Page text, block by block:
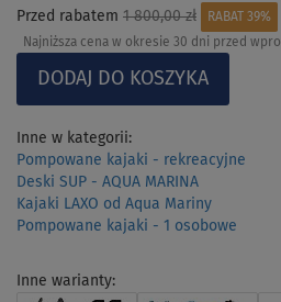
Przed rabatem 1 800,00 zł
RABAT 39%
Najniższa cena w okresie 30 dni przed
Inne w kategorii:
Pompowane kajaki - rekreacyjne
Deski SUP - AQUA MARINA
Kajaki LAXO od Aqua Mariny
Pompowane kajaki - 1 osobowe
Inne warianty: